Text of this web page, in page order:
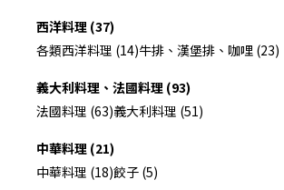
西洋料理 (37)
各類西洋料理 (14)牛排、漢堡排、咖哩 (23)
義大利料理、法國料理 (93)
法國料理 (63)義大利料理 (51)
中華料理 (21)
中華料理 (18)餃子 (5)